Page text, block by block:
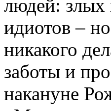
людей:
идиотов –
никакого
заботы и
накануне